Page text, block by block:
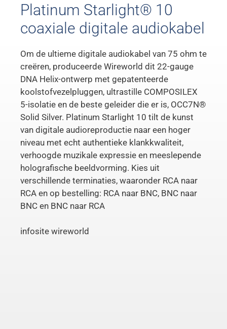
Platinum Starlight® 10
coaxiale digitale audiokabel
Om de ultieme digitale audiokabel van 75 ohm te
creëren, produceerde Wireworld dit 22-gauge
DNA Helix-ontwerp met gepatenteerde
koolstofvezelpluggen, ultrastille COMPOSILEX
5-isolatie en de beste geleider die er is, OCC7N®
Solid Silver. Platinum Starlight 10 tilt de kunst
van digitale audioreproductie naar een hoger
niveau met echt authentieke klankkwaliteit,
verhoogde muzikale expressie en meeslepende
holografische beeldvorming. Kies uit
verschillende terminaties, waaronder RCA naar
RCA en op bestelling: RCA naar BNC, BNC naar
BNC en BNC naar RCA
infosite wireworld